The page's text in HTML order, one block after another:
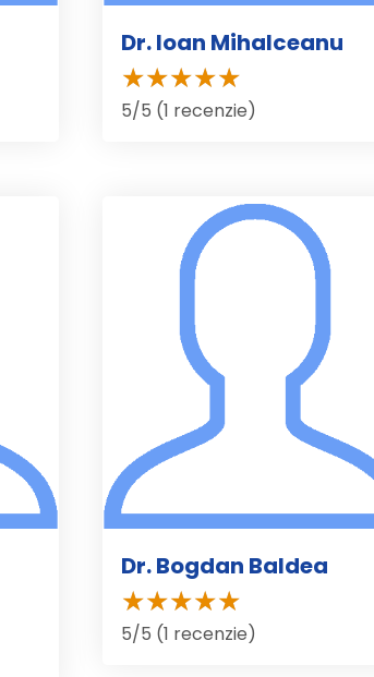
Dr. Ioan Mihalceanu
5/5 (1 recenzie)
Dr. Bogdan Baldea
5/5 (1 recenzie)